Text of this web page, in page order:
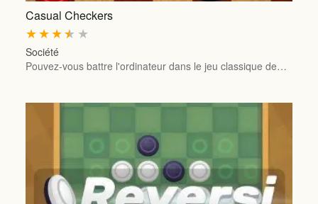
Casual Checkers
★
★
★
★
★
Société
Pouvez-vous battre l'ordinateur dans le jeu classique de…